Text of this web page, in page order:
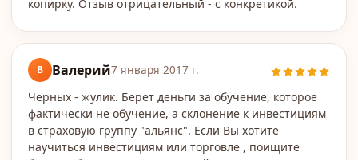
копирку. Отзыв отрицательный - с конкретикой.
В Валерий7 января 2017 г.
Черных - жулик. Берет деньги за обучение, которое
фактически не обучение, а склонение к инвестициям
в страховую группу "альянс". Если Вы хотите
научиться инвестициям или торговле , поищите